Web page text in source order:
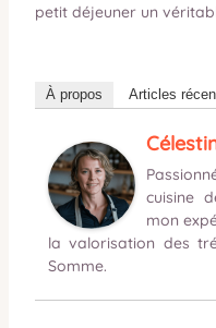
petit déjeuner un
À propos Articles
cuisine
mon
la valorisation des
Somme.